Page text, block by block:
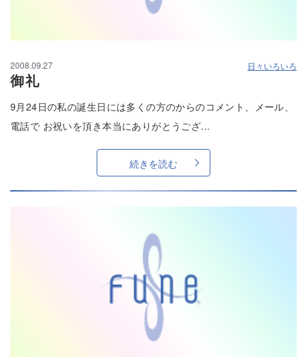
2008.09.27 日々いろいろ
御礼
9月24日の私の誕生日には多くの方のからのコメント、メール、
電話で お祝いを頂き本当にありがとうござ...
続きを読む